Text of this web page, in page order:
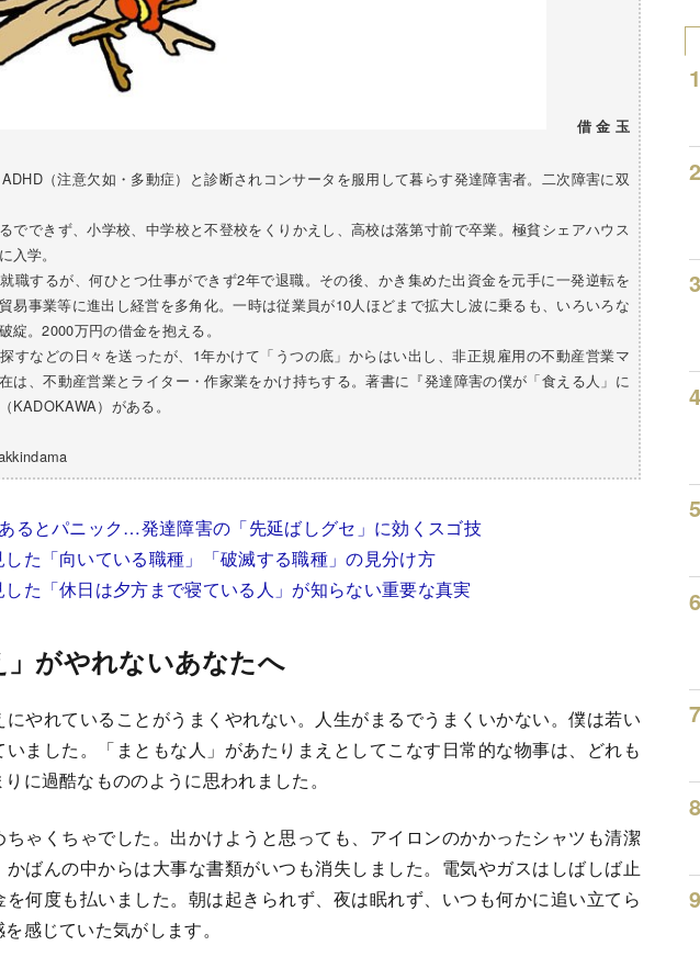
借金玉
（注意欠如・多動症）と診断されコンサータを服用して暮らす発達障害者。二次障害に双
でできず、小学校、中学校と不登校をくりかえし、高校は落第寸前で卒業。極貧シェアハウス
入学。
職するが、何ひとつ仕事ができず2年で退職。その後、かき集めた出資金を元手に一発逆転を
易事業等に進出し経営を多角化。一時は従業員が10人ほどまで拡大し波に乗るも、いろいろな
綻。2000万円の借金を抱える。
すなどの日々を送ったが、1年かけて「うつの底」からはい出し、非正規雇用の不動産営業マ
は、不動産営業とライター・作家業をかけ持ちする。著書に『発達障害の僕が「食える人」に
KADOKAWA）がある。
るとパニック…発達障害の「先延ばしグセ」に効くスゴ技
た「向いている職種」「破滅する職種」の見分け方
た「休日は夕方まで寝ている人」が知らない重要な真実
」がやれないあなたへ
やれていることがうまくやれない。人生がまるでうまくいかない。僕は若い
ました。「まともな人」があたりまえとしてこなす日常的な物事は、どれも
に過酷なもののように思われました。
ゃくちゃでした。出かけようと思っても、アイロンのかかったシャツも清潔
ばんの中からは大事な書類がいつも消失しました。電気やガスはしばしば止
を何度も払いました。朝は起きられず、夜は眠れず、いつも何かに追い立てら
感じていた気がします。